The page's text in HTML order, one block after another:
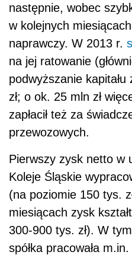
następnie, wobec
w kolejnych
naprawczy. W 2013 r.
na jej ratowanie
podwyższanie kapitału
zł; o ok. 25 mln zł
zapłacił też za
przewozowych.
Pierwszy zysk netto w
Koleje Śląskie
(na poziomie 150 tys.
miesiącach zysk
300-900 tys. zł). W
spółka pracowała